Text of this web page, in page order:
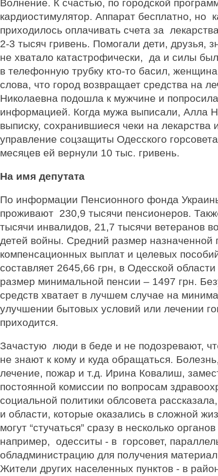
Волнение. К счастью, по городской
кардиостимулятор. Аппарат бесплатно, но
приходилось оплачивать счета за
2-3 тысяч гривень. Помогали дети, друзья,
не хватало катастрофически, да и силы
в телефонную трубку кто-то басил,
слова, что город возвращает средства на
Николаевна подошла к мужчине и
информацией. Когда мужа выписали, Алла
выписку, сохранившиеся чеки на лекарства
управление соцзащиты Одесского
месяцев ей вернули 10 тыс. гривень.
На имя депутата
По информации Пенсионного фонда
проживают 230,9 тысячи пенсионеров.
тысячи инвалидов, 21,7 тысячи ветеранов
детей войны. Средний размер назначенной
компенсационных выплат и целевых
составляет 2645,66 грн, в Одесской
размер минимальной пенсии – 1497 грн.
средств хватает в лучшем случае на
улучшении бытовых условий или лечении
приходится.
Зачастую люди в беде и не подозревают,
не знают к кому и куда обращаться.
лечение, пожар и т.д. Ирина Ковалиш,
постоянной комиссии по вопросам
социальной политики облсовета
и области, которые оказались в сложной
могут “стучаться” сразу в несколько
например, одесситы - в горсовет,
обладминистрацию для получения
Жители других населенных пунктов - в